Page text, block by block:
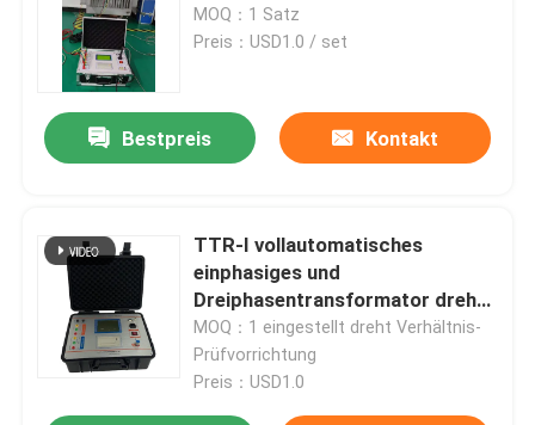
MOQ：1 Satz
Preis：USD1.0 / set
Bestpreis Kontakt
TTR-I vollautomatisches
einphasiges und
Dreiphasentransformator dreht
Verhältnis-Prüfvorrichtung
MOQ：1 eingestellt dreht Verhältnis-
Prüfvorrichtung
Preis：USD1.0